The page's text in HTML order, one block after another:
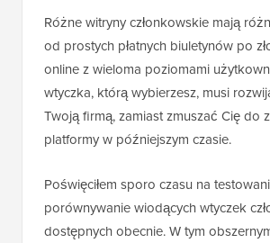
Różne witryny członkowskie mają
od prostych płatnych biuletynów po
online z wieloma poziomami
wtyczka, którą wybierzesz, musi
Twoją firmą, zamiast zmuszać Cię do
platformy w późniejszym czasie.
Poświęciłem sporo czasu na
porównywanie wiodących wtyczek
dostępnych obecnie. W tym